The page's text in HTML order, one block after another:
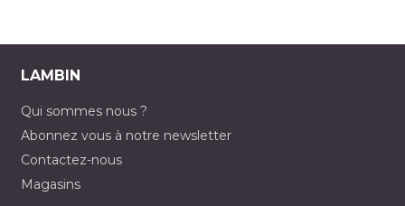
LAMBIN
Qui sommes nous ?
Abonnez vous à notre newsletter
Contactez-nous
Magasins